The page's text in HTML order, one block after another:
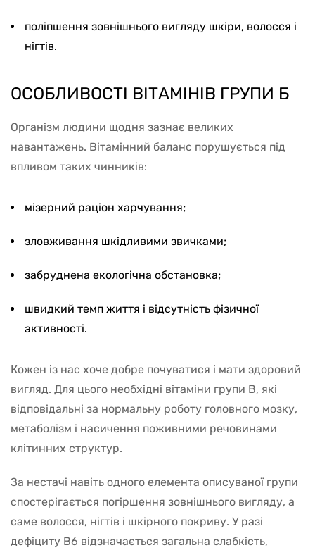
поліпшення зовнішнього вигляду шкіри, волосся і
нігтів.
ОСОБЛИВОСТІ ВІТАМІНІВ ГРУПИ Б
Організм людини щодня зазнає великих
навантажень. Вітамінний баланс порушується під
впливом таких чинників:
мізерний раціон харчування;
зловживання шкідливими звичками;
забруднена екологічна обстановка;
швидкий темп життя і відсутність фізичної
активності.
Кожен із нас хоче добре почуватися і мати здоровий
вигляд. Для цього необхідні вітаміни групи В, які
відповідальні за нормальну роботу головного мозку,
метаболізм і насичення поживними речовинами
клітинних структур.
За нестачі навіть одного елемента описуваної групи
спостерігається погіршення зовнішнього вигляду, а
саме волосся, нігтів і шкірного покриву. У разі
дефіциту В6 відзначається загальна слабкість,